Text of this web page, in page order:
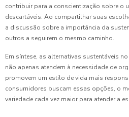
contribuir para a conscientização sobre o
descartáveis. Ao compartilhar suas
a discussão sobre a importância da
outros a seguirem o mesmo caminho.
Em síntese, as alternativas sustentáveis
não apenas atendem à necessidade de
promovem um estilo de vida mais
consumidores buscam essas opções, o
variedade cada vez maior para atender a